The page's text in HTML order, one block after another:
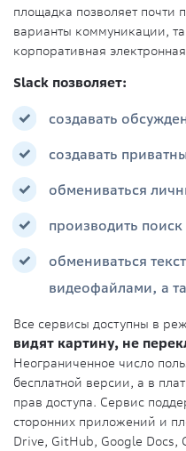
площадка позволяет почти
варианты коммуникации,
корпоративная
Slack позволяет:
создавать
создавать
обмениваться
производить
обмениваться
видеофайлами, а
Все сервисы доступны в
видят картину, не
Неограниченное число
бесплатной версии, а в
прав доступа. Сервис
сторонних приложений и
Drive, GitHub, Google